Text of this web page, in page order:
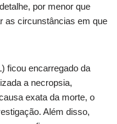
por menor que
as circunstâncias em que
ficou encarregado da
a necropsia,
exata da morte, o
Além disso,